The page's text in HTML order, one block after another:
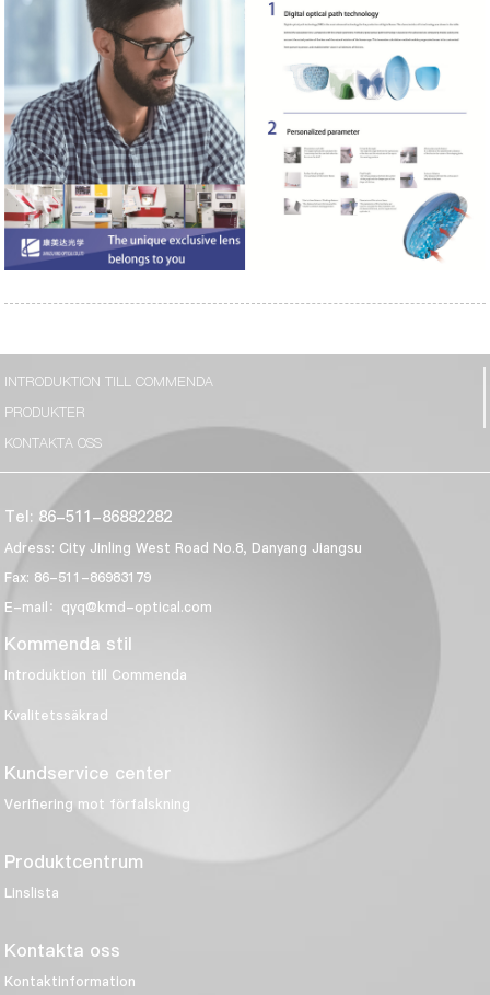
INTRODUKTION TILL COMMENDA
PRODUKTER
KONTAKTA OSS
Tel: 86-511-86882282
Adress: City Jinling West Road No.8, Danyang Jiangsu
Fax: 86-511-86983179
E-mail：qyq@kmd-optical.com
Kommenda stil
Introduktion till Commenda
Kvalitetssäkrad
Kundservice center
Verifiering mot förfalskning
Produktcentrum
Linslista
Kontakta oss
Kontaktinformation